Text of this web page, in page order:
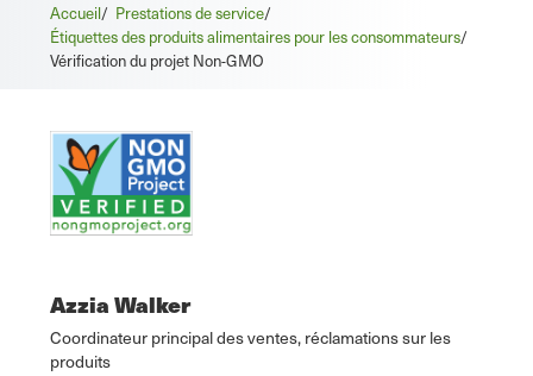
Accueil/ Prestations de service/
Étiquettes des produits alimentaires pour les consommateurs/
Vérification du projet Non-GMO
Azzia Walker
Coordinateur principal des ventes, réclamations sur les
produits